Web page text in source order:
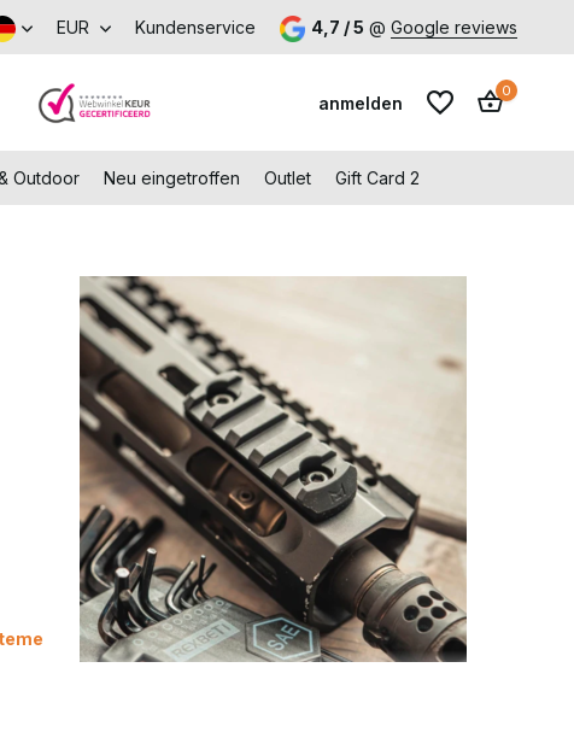
in Capelle aan den IJssel
EUR Kundenservice 4,7 / 5 @ Google reviews
anmelden
anlegen
anlegen
0
Outdoor Neu eingetroffen Outlet Gift Card 2